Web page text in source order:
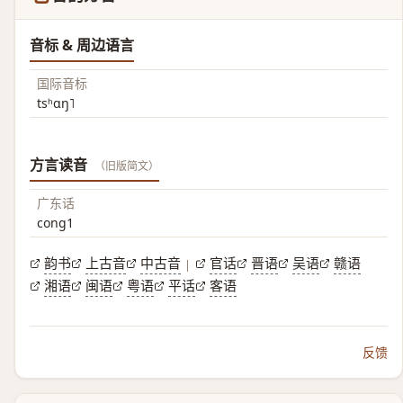
音标 & 周边语言
国际音标
tsʰɑŋ˥
方言读音 （旧版简文）
广东话
cong1
韵书 上古音 中古音 | 官话 晋语 吴语
赣语
湘语
闽语 粤语 平话 客语
反馈